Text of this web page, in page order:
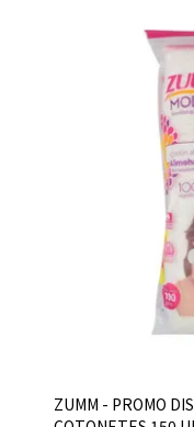
ZUMM - PROMO